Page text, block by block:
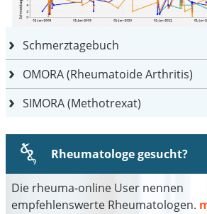
Schmerztagebuch
OMORA (Rheumatoide Arthritis)
SIMORA (Methotrexat)
Rheumatologe gesucht?
Die rheuma-online User nennen
empfehlenswerte Rheumatologen.